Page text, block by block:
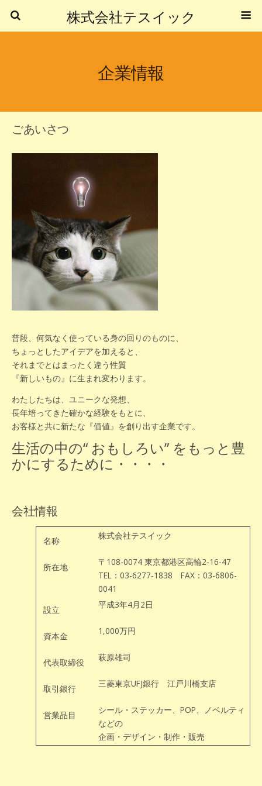
株式会社テスイック
企業情報
ごあいさつ
普段、何気なく使っている身の回りのものに、
ちょっとしたアイデアを加えると、
それまでとはまったく違う性質
『新しいもの』に生まれ変わります。
わたしたちは、ユニークな発想、
長年培ってきた確かな経験をもとに、
お客様と共に新たな『価値』を創り出す企業です。
生活の中の“ おもしろい” をもっと豊
かにするために・・・・
会社情報
名称 株式会社テスイック
所在地
〒108-0074 東京都港区高輪2-16-47
TEL：03-6277-1838 FAX：03-6806-
0041
設立
平成3年4月2日
資本金 1,000万円
代表取締役 萩原雄司
取引銀行 三菱東京UFJ銀行 江戸川橋支店
営業品目
シール・ステッカー、POP、ノベルティ
などの
企画・デザイン・制作・販売